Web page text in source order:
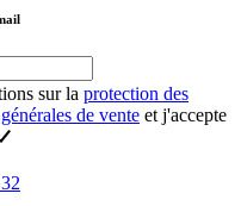
sur la protection des
de vente et j'accepte